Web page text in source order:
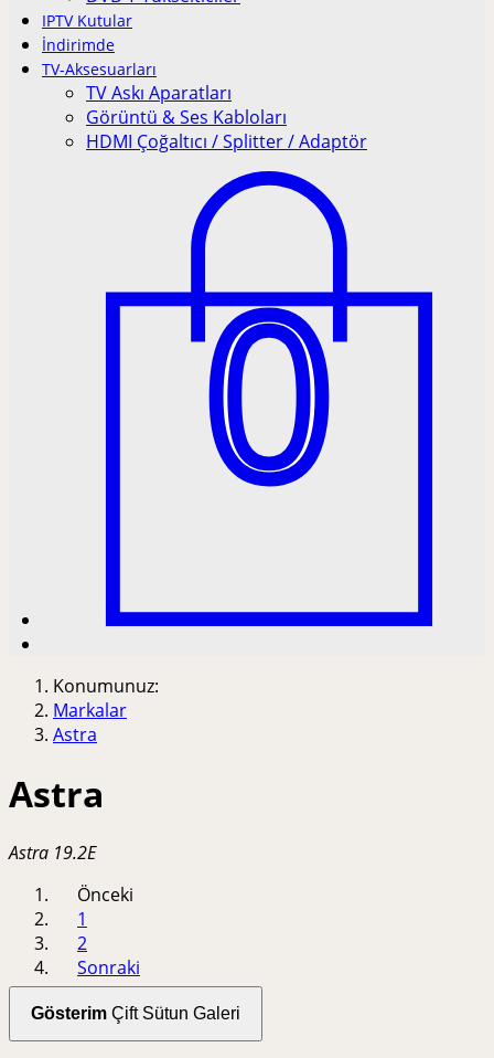
IPTV Kutular
İndirimde
TV-Aksesuarları
TV Askı Aparatları
Görüntü & Ses Kabloları
HDMI Çoğaltıcı / Splitter / Adaptör
Konumunuz:
Markalar
Astra
Astra
Astra 19.2E
Önceki
1
2
Sonraki
Gösterim Çift Sütun Galeri